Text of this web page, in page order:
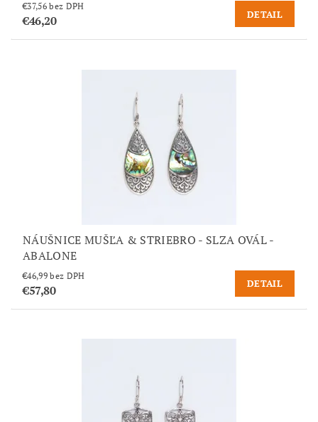
€37,56 bez DPH
€46,20 DETAIL
NÁUŠNICE MUŠĽA & STRIEBRO - SLZA OVÁL -
ABALONE
€46,99 bez DPH
€57,80 DETAIL